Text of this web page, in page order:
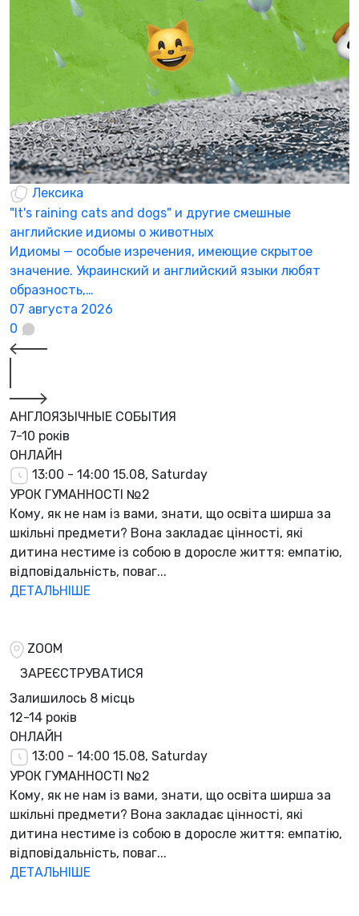
Лексика
"It's raining cats and dogs" и другие смешные
английские идиомы о животных
Идиомы — особые изречения, имеющие скрытое
значение. Украинский и английский языки любят
образность,…
07 августа 2026
0
АНГЛОЯЗЫЧНЫЕ СОБЫТИЯ
7-10 років
ОНЛАЙН
13:00 - 14:00 15.08, Saturday
УРОК ГУМАННОСТІ №2
Кому, як не нам із вами, знати, що освіта ширша за
шкільні предмети? Вона закладає цінності, які
дитина нестиме із собою в доросле життя: емпатію,
відповідальність, поваг...
ДЕТАЛЬНІШЕ
ZOOM
ЗАРЕЄСТРУВАТИСЯ
Залишилось 8 місць
12-14 років
ОНЛАЙН
13:00 - 14:00 15.08, Saturday
УРОК ГУМАННОСТІ №2
Кому, як не нам із вами, знати, що освіта ширша за
шкільні предмети? Вона закладає цінності, які
дитина нестиме із собою в доросле життя: емпатію,
відповідальність, поваг...
ДЕТАЛЬНІШЕ